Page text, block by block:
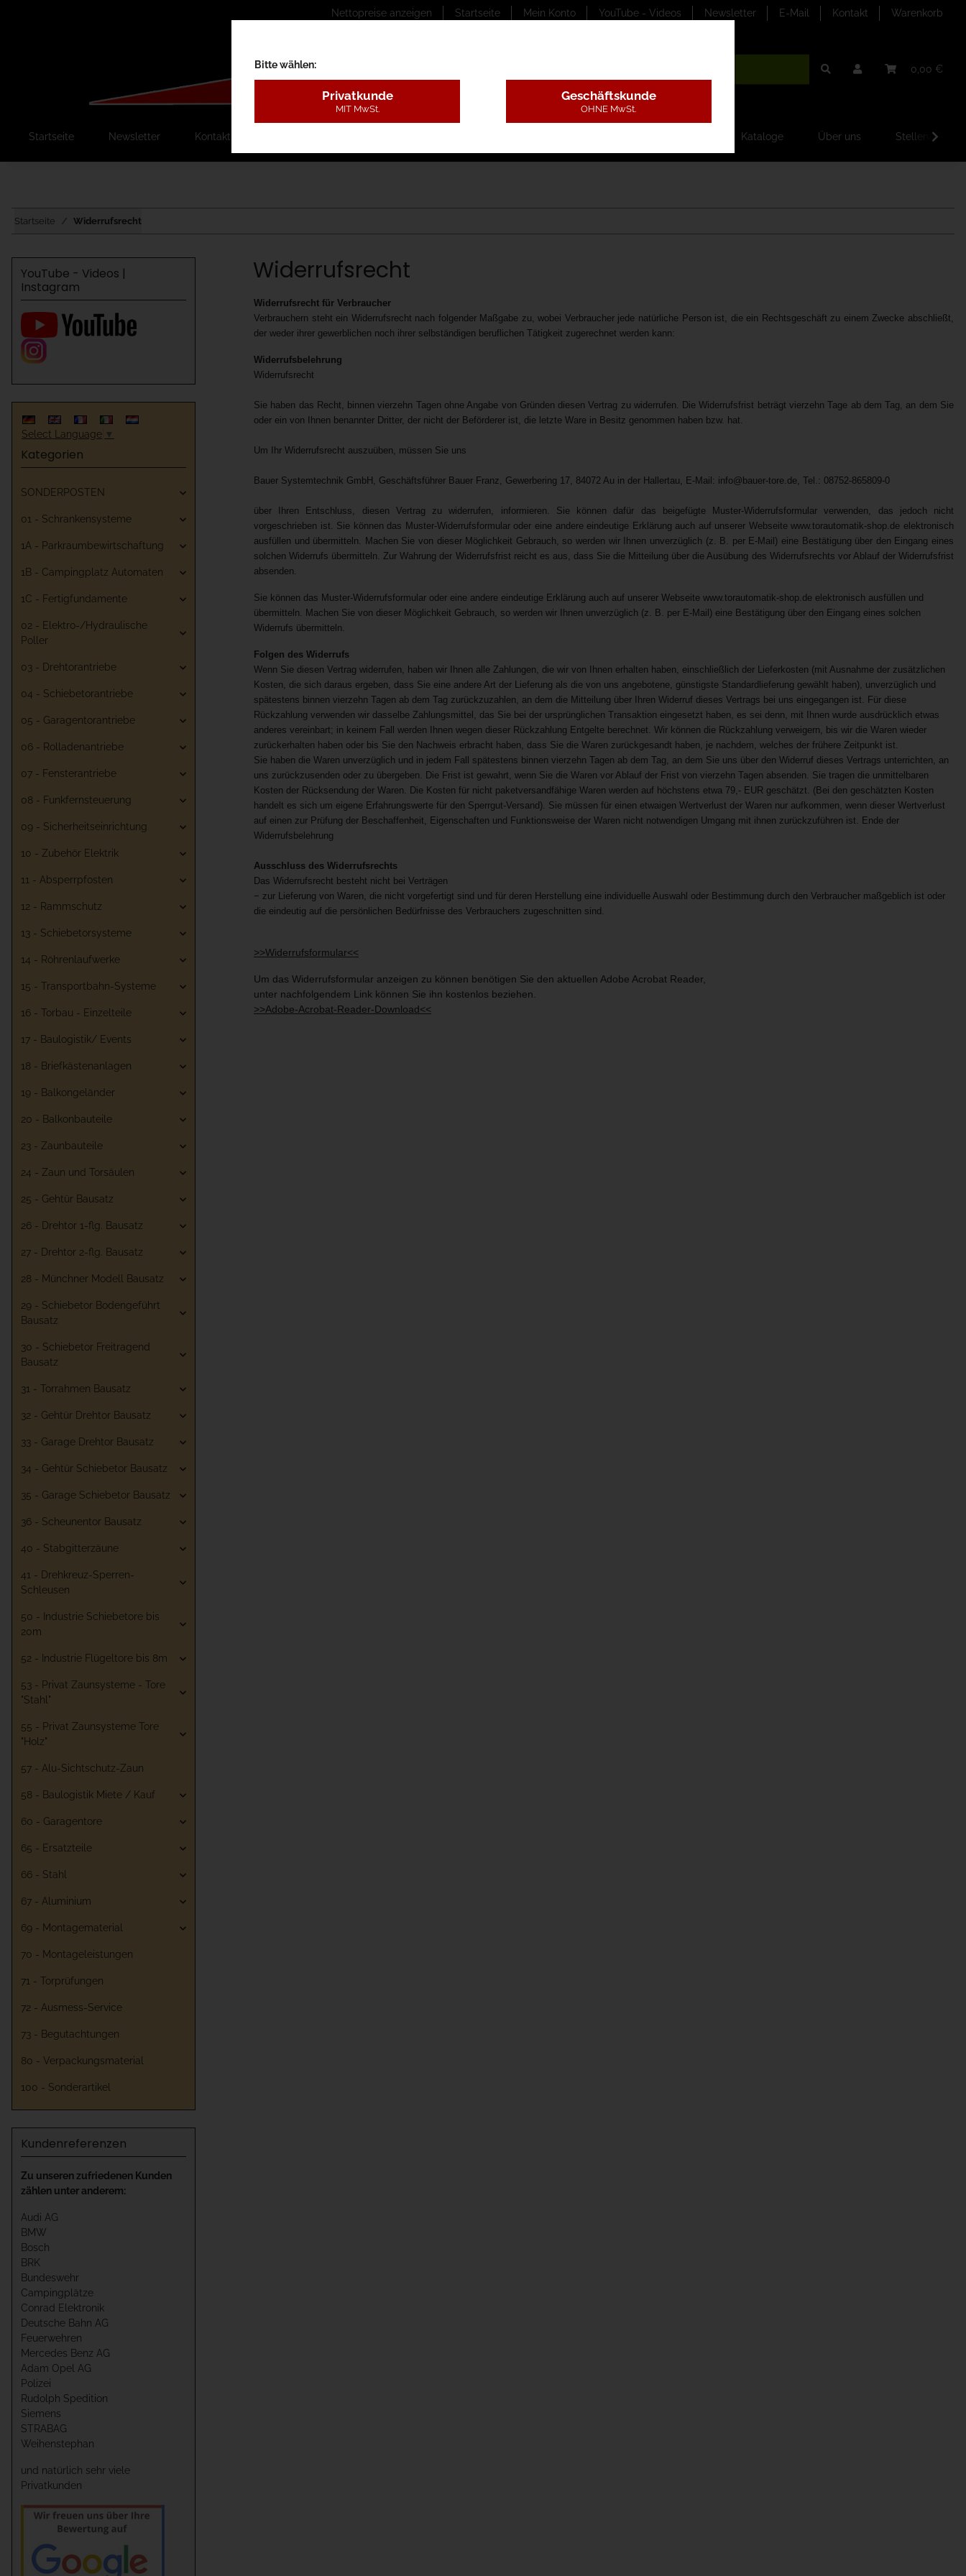
Nettopreise anzeigen Startseite Mein Konto YouTube - Videos Newsletter E-Mail Kontakt Warenkorb
0,00 €
Startseite Newsletter Kontakt Kataloge Über uns
Startseite Widerrufsrecht
Widerrufsrecht
Widerrufsrecht für Verbraucher
Verbrauchern steht ein Widerrufsrecht nach folgender Maßgabe zu, wobei Verbraucher jede natürliche Person ist, die ein Rechtsgeschäft zu einem Zwecke abschließt,
der weder ihrer gewerblichen noch ihrer selbständigen beruflichen Tätigkeit zugerechnet werden kann:
Widerrufsbelehrung
Widerrufsrecht
Sie haben das Recht, binnen vierzehn Tagen ohne Angabe von Gründen diesen Vertrag zu widerrufen. Die Widerrufsfrist beträgt vierzehn Tage ab dem Tag, an dem Sie
oder ein von Ihnen benannter Dritter, der nicht der Beförderer ist, die letzte Ware in Besitz genommen haben bzw. hat.
Um Ihr Widerrufsrecht auszuüben, müssen Sie uns
Bauer Systemtechnik GmbH, Geschäftsführer Bauer Franz, Gewerbering 17, 84072 Au in der Hallertau, E-Mail: info@bauer-tore.de, Tel.: 08752-865809-0
über Ihren Entschluss, diesen Vertrag zu widerrufen, informieren. Sie können dafür das beigefügte Muster-Widerrufsformular verwenden, das jedoch nicht
vorgeschrieben ist. Sie können das Muster-Widerrufsformular oder eine andere eindeutige Erklärung auch auf unserer Webseite www.torautomatik-shop.de elektronisch
ausfüllen und übermitteln. Machen Sie von dieser Möglichkeit Gebrauch, so werden wir Ihnen unverzüglich (z. B. per E-Mail) eine Bestätigung über den Eingang eines
solchen Widerrufs übermitteln. Zur Wahrung der Widerrufsfrist reicht es aus, dass Sie die Mitteilung über die Ausübung des Widerrufsrechts vor Ablauf der Widerrufsfrist
absenden.
Sie können das Muster-Widerrufsformular oder eine andere eindeutige Erklärung auch auf unserer Webseite www.torautomatik-shop.de elektronisch ausfüllen und
übermitteln. Machen Sie von dieser Möglichkeit Gebrauch, so werden wir Ihnen unverzüglich (z. B. per E-Mail) eine Bestätigung über den Eingang eines solchen
Widerrufs übermitteln.
Folgen des Widerrufs
Wenn Sie diesen Vertrag widerrufen, haben wir Ihnen alle Zahlungen, die wir von Ihnen erhalten haben, einschließlich der Lieferkosten (mit Ausnahme der zusätzlichen
Kosten, die sich daraus ergeben, dass Sie eine andere Art der Lieferung als die von uns angebotene, günstigste Standardlieferung gewählt haben), unverzüglich und
spätestens binnen vierzehn Tagen ab dem Tag zurückzuzahlen, an dem die Mitteilung über Ihren Widerruf dieses Vertrags bei uns eingegangen ist. Für diese
Rückzahlung verwenden wir dasselbe Zahlungsmittel, das Sie bei der ursprünglichen Transaktion eingesetzt haben, es sei denn, mit Ihnen wurde ausdrücklich etwas
anderes vereinbart; in keinem Fall werden Ihnen wegen dieser Rückzahlung Entgelte berechnet. Wir können die Rückzahlung verweigern, bis wir die Waren wieder
zurückerhalten haben oder bis Sie den Nachweis erbracht haben, dass Sie die Waren zurückgesandt haben, je nachdem, welches der frühere Zeitpunkt ist.
Sie haben die Waren unverzüglich und in jedem Fall spätestens binnen vierzehn Tagen ab dem Tag, an dem Sie uns über den Widerruf dieses Vertrags unterrichten, an
uns zurückzusenden oder zu übergeben. Die Frist ist gewahrt, wenn Sie die Waren vor Ablauf der Frist von vierzehn Tagen absenden. Sie tragen die unmittelbaren
Kosten der Rücksendung der Waren. Die Kosten für nicht paketversandfähige Waren werden auf höchstens etwa 79,- EUR geschätzt. (Bei den geschätzten Kosten
handelt es sich um eigene Erfahrungswerte für den Sperrgut-Versand). Sie müssen für einen etwaigen Wertverlust der Waren nur aufkommen, wenn dieser Wertverlust
auf einen zur Prüfung der Beschaffenheit, Eigenschaften und Funktionsweise der Waren nicht notwendigen Umgang mit ihnen zurückzuführen ist. Ende der
Widerrufsbelehrung
Ausschluss des Widerrufsrechts
Das Widerrufsrecht besteht nicht bei Verträgen
− zur Lieferung von Waren, die nicht vorgefertigt sind und für deren Herstellung eine individuelle Auswahl oder Bestimmung durch den Verbraucher maßgeblich ist oder
die eindeutig auf die persönlichen Bedürfnisse des Verbrauchers zugeschnitten sind.
>>Widerrufsformular<<
Um das Widerrufsformular anzeigen zu können benötigen Sie den aktuellen Adobe Acrobat Reader,
unter nachfolgendem Link können Sie ihn kostenlos beziehen.
>>Adobe-Acrobat-Reader-Download<<
YouTube - Videos |
Instagram
Select Language ▼
Kategorien
SONDERPOSTEN
01 - Schrankensysteme
1A - Parkraumbewirtschaftung
1B - Campingplatz Automaten
1C - Fertigfundamente
02 - Elektro-/Hydraulische
Poller
03 - Drehtorantriebe
04 - Schiebetorantriebe
05 - Garagentorantriebe
06 - Rolladenantriebe
07 - Fensterantriebe
08 - Funkfernsteuerung
09 - Sicherheitseinrichtung
10 - Zubehör Elektrik
11 - Absperrpfosten
12 - Rammschutz
13 - Schiebetorsysteme
14 - Röhrenlaufwerke
15 - Transportbahn-Systeme
16 - Torbau - Einzelteile
17 - Baulogistik/ Events
18 - Briefkästenanlagen
19 - Balkongeländer
20 - Balkonbauteile
23 - Zaunbauteile
24 - Zaun und Torsäulen
25 - Gehtür Bausatz
26 - Drehtor 1-flg. Bausatz
27 - Drehtor 2-flg. Bausatz
28 - Münchner Modell Bausatz
29 - Schiebetor Bodengeführt
Bausatz
30 - Schiebetor Freitragend
Bausatz
31 - Torrahmen Bausatz
32 - Gehtür Drehtor Bausatz
33 - Garage Drehtor Bausatz
34 - Gehtür Schiebetor Bausatz
35 - Garage Schiebetor Bausatz
36 - Scheunentor Bausatz
40 - Stabgitterzäune
41 - Drehkreuz-Sperren-
Schleusen
50 - Industrie Schiebetore bis
20m
52 - Industrie Flügeltore bis 8m
53 - Privat Zaunsysteme - Tore
"Stahl"
55 - Privat Zaunsysteme Tore
"Holz"
57 - Alu-Sichtschutz-Zaun
58 - Baulogistik Miete / Kauf
60 - Garagentore
65 - Ersatzteile
66 - Stahl
67 - Aluminium
69 - Montagematerial
70 - Montageleistungen
71 - Torprüfungen
72 - Ausmess-Service
73 - Begutachtungen
80 - Verpackungsmaterial
100 - Sonderartikel
Kundenreferenzen
Zu unseren zufriedenen Kunden
zählen unter anderem:
Audi AG
BMW
Bosch
BRK
Bundeswehr
Campingplätze
Conrad Elektronik
Deutsche Bahn AG
Feuerwehren
Mercedes Benz AG
Adam Opel AG
Polizei
Rudolph Spedition
Siemens
STRABAG
Weihenstephan
und natürlich sehr viele
Privatkunden
Bitte wählen:
Privatkunde
MIT MwSt.
Geschäftskunde
OHNE MwSt.